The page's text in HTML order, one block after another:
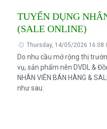
TUYỂN DỤNG
(SALE ONLINE)
Thursday, 14/05/2026 16:08
Do nhu cầu mở rộng thị
vụ, sản phẩm nên DVDL &
NHÂN VIÊN BÁN HÀNG &
như sau: